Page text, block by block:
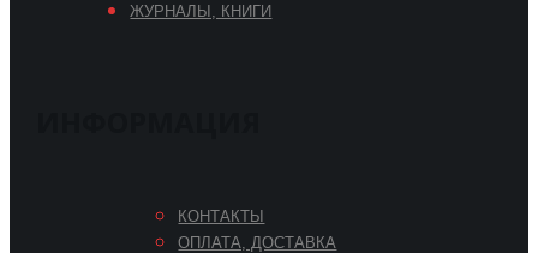
ЖУРНАЛЫ, КНИГИ
КОНТАКТЫ
ОПЛАТА, ДОСТАВКА